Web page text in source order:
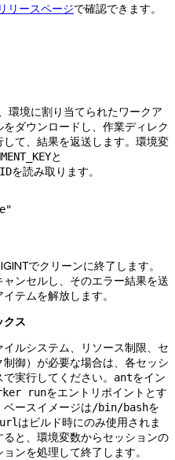
リースページで確認できます。
環境に割り当てられたワークア
ダウンロードし、作業ディレク
して、結果を返送します。環境変
と
を読み取ります。
でクリーンに終了します。
ンセルし、そのエラー結果を送
テムを解放します。
クス
ルシステム、リソース制限、セ
御）が必要な場合は、各セッシ
実行してください。
antをイン
runをエントリポイントとす
ースイメージは/bin/bashを
はビルド時にのみ使用されま
と、環境変数からセッションの
ンを処理して終了します。